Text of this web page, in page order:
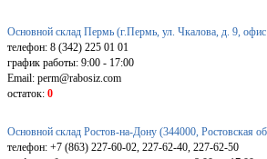
Основной склад Пермь (г.Пермь, ул. Чкалова, д. 9,
телефон: 8 (342) 225 01 01
график работы: 9:00 - 17:00
Email: perm@rabosiz.com
остаток: 0
Основной склад Ростов-на-Дону (344000, Ростовская
телефон: +7 (863) 227-60-02, 227-62-40, 227-62-50